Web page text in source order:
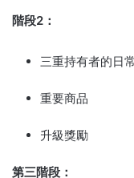
階段2：
三重持有者的日常
重要商品
升級獎勵
第三階段：